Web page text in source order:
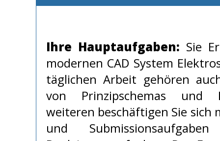
Ihre Hauptaufgaben: Sie
modernen CAD System
täglichen Arbeit gehören
von Prinzipschemas und
weiteren beschäftigen Sie sich
und